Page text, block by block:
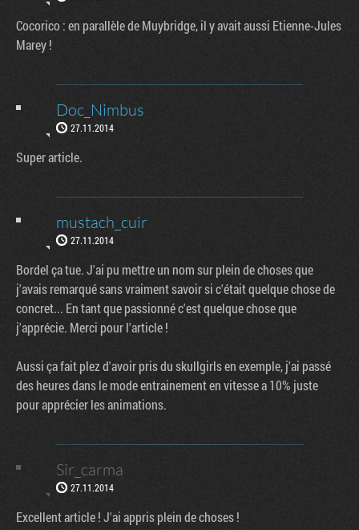
Cocorico : en parallèle de Muybridge, il y avait aussi Etienne-Jules
Marey !
Doc_Nimbus
27.11.2014
Super article.
mustach_cuir
27.11.2014
Bordel ça tue. J'ai pu mettre un nom sur plein de choses que
j'avais remarqué sans vraiment savoir si c'était quelque chose de
concret... En tant que passionné c'est quelque chose que
j'apprécie. Merci pour l'article !
Aussi ça fait plez d'avoir pris du skullgirls en exemple, j'ai passé
des heures dans le mode entrainement en vitesse a 10% juste
pour apprécier les animations.
Sir_carma
27.11.2014
Excellent article ! J'ai appris plein de choses !